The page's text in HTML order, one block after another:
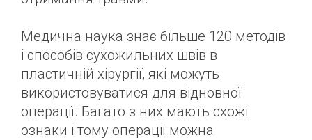
Медична наука знає більше 120 методів
і способів сухожильних швів в
пластичній хірургії, які можуть
використовуватися для відновної
операції. Багато з них мають схожі
ознаки і тому операції можна